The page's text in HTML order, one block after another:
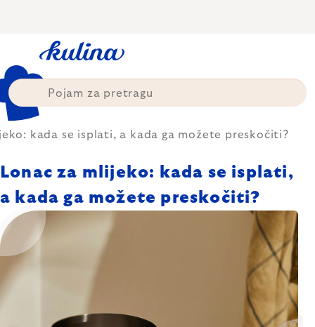
kada se isplati, a kada ga možete preskočiti?
Lonac za mlijeko: kada se isplati,
a kada ga možete preskočiti?